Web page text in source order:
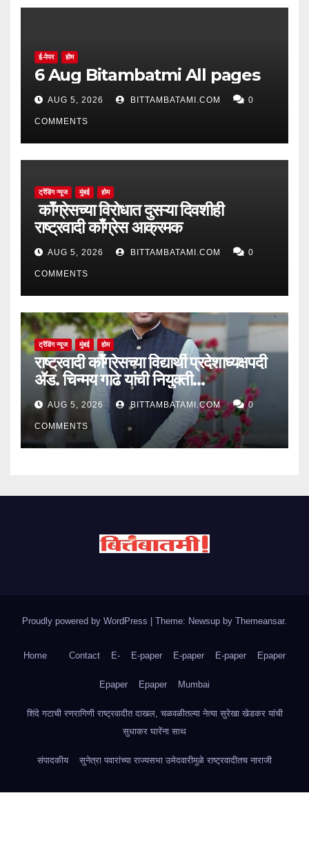
ई-पेपर होम
6 Aug Bitambatmi All pages
AUG 5, 2026 BITTAMBATAMI.COM 0
COMMENTS
ट्रेंडिंग न्यूज मुंबई होम
काँग्रेसच्या विरोधात दुसऱ्या दिवशीही
राष्ट्रवादी काँग्रेस आक्रमक
AUG 5, 2026 BITTAMBATAMI.COM 0
COMMENTS
ट्रेंडिंग न्यूज मुंबई होम
राष्ट्रवादी काँग्रेसच्या विद्यार्थी प्रदेशाध्यक्षपदी
ॲड. चिन्मय गाढे यांची नियुक्ती…
AUG 5, 2026 BITTAMBATAMI.COM 0
COMMENTS
Proudly powered by WordPress | Theme: Newsup by Themeansar.
Home Contact E- E-paper E-paper E-paper Epaper
Epaper Epaper Mumbai
शिंदे गटाची रणरागिणी राष्ट्रवादीत दाखल, चळवळीतल्या नेत्या सुरेखा खेडकर यांची
सुधाकर घारेंना साथ
संपादकीय सुनेत्रा पवारांच्या राज्यसभा उमेदवारीमुळे राष्ट्रवादीतच नाराजी